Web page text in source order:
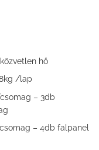
hő
/lap
– 3db
– 4db falpanel